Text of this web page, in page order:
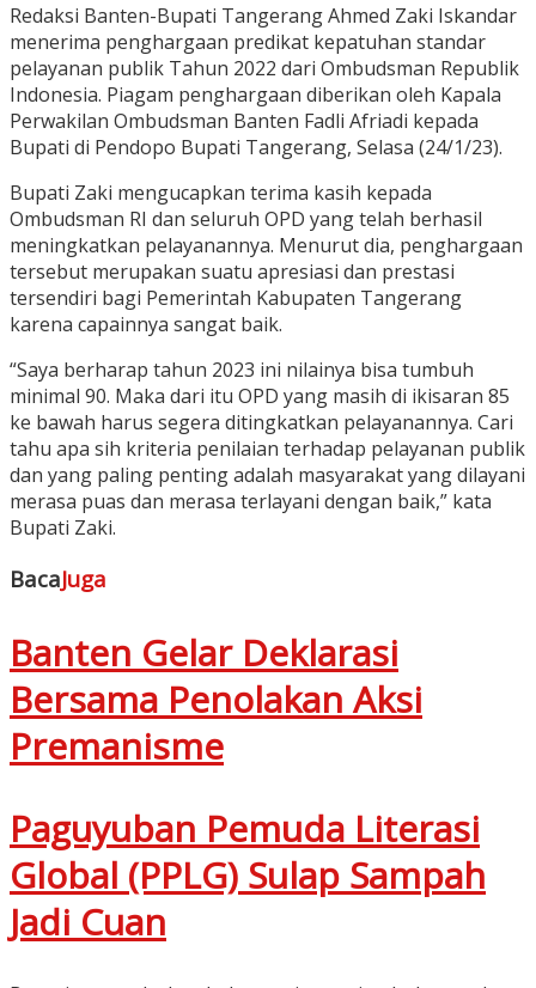
Redaksi Banten-Bupati Tangerang Ahmed Zaki Iskandar
menerima penghargaan predikat kepatuhan standar
pelayanan publik Tahun 2022 dari Ombudsman Republik
Indonesia. Piagam penghargaan diberikan oleh Kapala
Perwakilan Ombudsman Banten Fadli Afriadi kepada
Bupati di Pendopo Bupati Tangerang, Selasa (24/1/23).
Bupati Zaki mengucapkan terima kasih kepada
Ombudsman RI dan seluruh OPD yang telah berhasil
meningkatkan pelayanannya. Menurut dia, penghargaan
tersebut merupakan suatu apresiasi dan prestasi
tersendiri bagi Pemerintah Kabupaten Tangerang
karena capainnya sangat baik.
“Saya berharap tahun 2023 ini nilainya bisa tumbuh
minimal 90. Maka dari itu OPD yang masih di ikisaran 85
ke bawah harus segera ditingkatkan pelayanannya. Cari
tahu apa sih kriteria penilaian terhadap pelayanan publik
dan yang paling penting adalah masyarakat yang dilayani
merasa puas dan merasa terlayani dengan baik,” kata
Bupati Zaki.
BacaJuga
Banten Gelar Deklarasi
Bersama Penolakan Aksi
Premanisme
Paguyuban Pemuda Literasi
Global (PPLG) Sulap Sampah
Jadi Cuan